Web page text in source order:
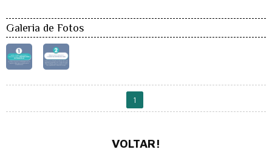
Galeria de Fotos
1
VOLTAR!